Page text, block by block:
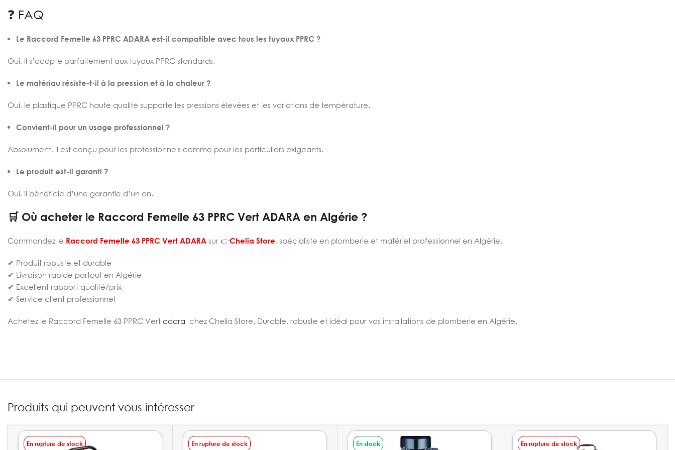
❓ FAQ
Le Raccord Femelle 63 PPRC ADARA est-il compatible avec tous les tuyaux PPRC ?
Oui, il s’adapte parfaitement aux tuyaux PPRC standards.
Le matériau résiste-t-il à la pression et à la chaleur ?
Oui, le plastique PPRC haute qualité supporte les pressions élevées et les variations de température.
Convient-il pour un usage professionnel ?
Absolument, il est conçu pour les professionnels comme pour les particuliers exigeants.
Le produit est-il garanti ?
Oui, il bénéficie d’une garantie d’un an.
🛒 Où acheter le Raccord Femelle 63 PPRC Vert ADARA en Algérie ?
Commandez le Raccord Femelle 63 PPRC Vert ADARA sur 👉Chelia Store, spécialiste en plomberie et matériel professionnel en Algérie.
✔ Produit robuste et durable
✔ Livraison rapide partout en Algérie
✔ Excellent rapport qualité/prix
✔ Service client professionnel
Achetez le Raccord Femelle 63 PPRC Vert adara chez Chelia Store. Durable, robuste et idéal pour vos installations de plomberie en Algérie.
Produits qui peuvent vous intéresser
En rupture de stock En rupture de stock En stock En rupture de stock